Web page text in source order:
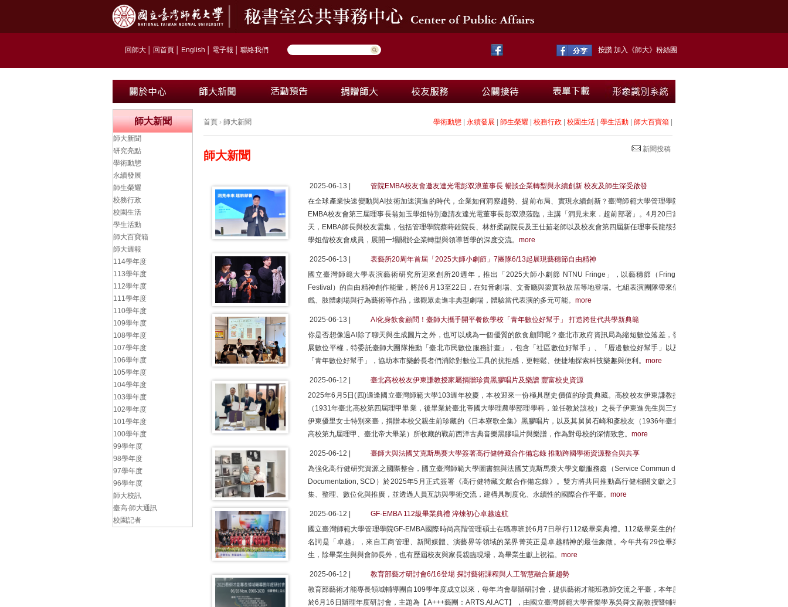
回師大 回首頁 English 電子報 聯絡我們 按讚 加入《師大》粉絲團
首頁 › 師大新聞 學術動態 永續發展 師生榮耀 校務行政 校園生活 學生活動 師大百寶箱
新聞投稿
師大新聞
2025-06-13 |
管院EMBA校友會邀友達光電彭双浪董事長 暢談企業轉型與永續創新 校友及師生深受啟發
在全球產業快速變動與AI技術加速演進的時代，企業如何洞察趨勢、提前布局、實現永續創新？臺灣師範大學管理學院
EMBA校友會第三屆理事長翁如玉學姐特別邀請友達光電董事長彭双浪蒞臨，主講「洞見未來．超前部署」。4月20日當
天，EMBA師長與校友雲集，包括管理學院蔡蒔銓院長、林舒柔副院長及王仕茹老師以及校友會第四屆新任理事長龍筱芬
學姐偕校友會成員，展開一場關於企業轉型與領導哲學的深度交流。 more
2025-06-13 |
表藝所20周年首屆「2025大師小劇節」7團隊6/13起展現藝穗節自由精神
國立臺灣師範大學表演藝術研究所迎來創所20週年，推出「2025大師小劇節 NTNU Fringe」，以藝穗節（Fringe
Festival）的自由精神創作能量，將於6月13至22日，在知音劇場、文薈廳與梁實秋故居等地登場。七組表演團隊帶來偶
戲、肢體劇場與行為藝術等作品，邀觀眾走進非典型劇場，體驗當代表演的多元可能。 more
2025-06-13 |
AI化身飲食顧問！臺師大攜手開平餐飲學校「青年數位好幫手」 打造跨世代共學新典範
你是否想像過AI除了聊天與生成圖片之外，也可以成為一個優質的飲食顧問呢？臺北市政府資訊局為縮短數位落差，發
展數位平權，特委託臺師大團隊推動「臺北市民數位服務計畫」，包含「社區數位好幫手」、「厝邊數位好幫手」以及
「青年數位好幫手」，協助本市樂齡長者們消除對數位工具的抗拒感，更輕鬆、便捷地探索科技樂趣與便利。 more
2025-06-12 |
臺北高校校友伊東謙教授家屬捐贈珍貴黑膠唱片及樂譜 豐富校史資源
2025年6月5日(四)適逢國立臺灣師範大學103週年校慶，本校迎來一份極具歷史價值的珍貴典藏。高校校友伊東謙教授
（1931年臺北高校第四屆理甲畢業，後畢業於臺北帝國大學理農學部理學科，並任教於該校）之長子伊東進先生與三女
伊東優里女士特別來臺，捐贈本校父親生前珍藏的《日本寮歌全集》黑膠唱片，以及其舅舅石崎和彥校友（1936年臺北
高校第九屆理甲、臺北帝大畢業）所收藏的戰前西洋古典音樂黑膠唱片與樂譜，作為對母校的深情致意。 more
2025-06-12 |
臺師大與法國艾克斯馬賽大學簽署高行健特藏合作備忘錄 推動跨國學術資源整合與共享
為強化高行健研究資源之國際整合，國立臺灣師範大學圖書館與法國艾克斯馬賽大學文獻服務處（Service Commun de
Documentation, SCD）於2025年5月正式簽署《高行健特藏文獻合作備忘錄》。雙方將共同推動高行健相關文獻之蒐
集、整理、數位化與推廣，並透過人員互訪與學術交流，建構具制度化、永續性的國際合作平臺。 more
2025-06-12 |
GF-EMBA 112級畢業典禮 淬煉初心卓越遠航
國立臺灣師範大學管理學院GF-EMBA國際時尚高階管理碩士在職專班於6月7日舉行112級畢業典禮。112級畢業生的代
名詞是「卓越」，來自工商管理、新聞媒體、演藝界等領域的業界菁英正是卓越精神的最佳象徵。今年共有29位畢業
生，除畢業生與與會師長外，也有歷屆校友與家長親臨現場，為畢業生獻上祝福。 more
2025-06-12 |
教育部藝才研討會6/16登場 探討藝術課程與人工智慧融合新趨勢
教育部藝術才能專長領域輔導團自109學年度成立以來，每年均會舉辦研討會，提供藝術才能班教師交流之平臺，本年度
於6月16日辦理年度研討會，主題為【A+++藝團：ARTS.AI.ACT】，由國立臺灣師範大學音樂學系吳舜文副教授暨輔導
師大新聞
師大新聞
研究亮點
學術動態
永續發展
師生榮耀
校務行政
校園生活
學生活動
師大百寶箱
師大週報
114學年度
113學年度
112學年度
111學年度
110學年度
109學年度
108學年度
107學年度
106學年度
105學年度
104學年度
103學年度
102學年度
101學年度
100學年度
99學年度
98學年度
97學年度
96學年度
師大校訊
臺高‧師大通訊
校園記者